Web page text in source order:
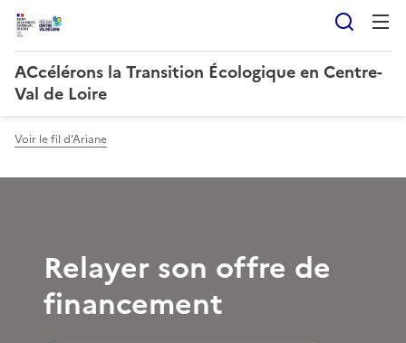
ACcélérons la Transition Écologique en Centre-
Val de Loire
Voir le fil d'Ariane
Relayer son offre de
financement